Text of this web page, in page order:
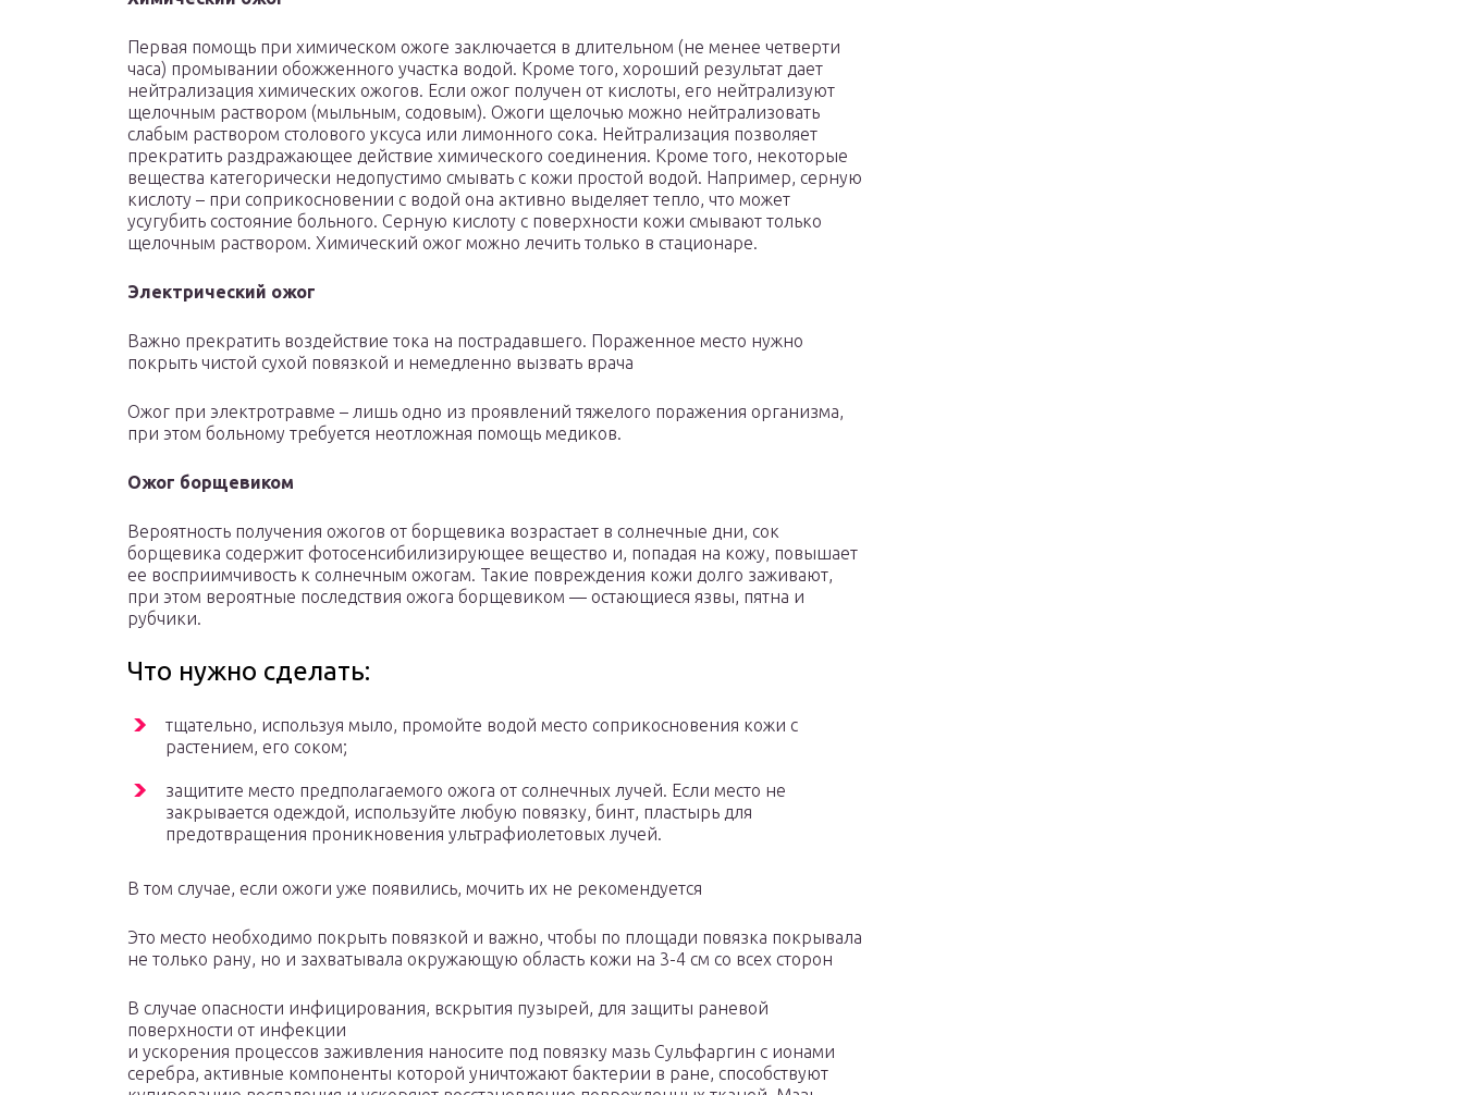
Первая помощь при химическом ожоге заключается в длительном (не менее четверти
часа) промывании обожженного участка водой. Кроме того, хороший результат дает
нейтрализация химических ожогов. Если ожог получен от кислоты, его нейтрализуют
щелочным раствором (мыльным, содовым). Ожоги щелочью можно нейтрализовать
слабым раствором столового уксуса или лимонного сока. Нейтрализация позволяет
прекратить раздражающее действие химического соединения. Кроме того, некоторые
вещества категорически недопустимо смывать с кожи простой водой. Например, серную
кислоту – при соприкосновении с водой она активно выделяет тепло, что может
усугубить состояние больного. Серную кислоту с поверхности кожи смывают только
щелочным раствором. Химический ожог можно лечить только в стационаре.
Электрический ожог
Важно прекратить воздействие тока на пострадавшего. Пораженное место нужно
покрыть чистой сухой повязкой и немедленно вызвать врача
Ожог при электротравме – лишь одно из проявлений тяжелого поражения организма,
при этом больному требуется неотложная помощь медиков.
Ожог борщевиком
Вероятность получения ожогов от борщевика возрастает в солнечные дни, сок
борщевика содержит фотосенсибилизирующее вещество и, попадая на кожу, повышает
ее восприимчивость к солнечным ожогам. Такие повреждения кожи долго заживают,
при этом вероятные последствия ожога борщевиком — остающиеся язвы, пятна и
рубчики.
Что нужно сделать:
тщательно, используя мыло, промойте водой место соприкосновения кожи с
растением, его соком;
защитите место предполагаемого ожога от солнечных лучей. Если место не
закрывается одеждой, используйте любую повязку, бинт, пластырь для
предотвращения проникновения ультрафиолетовых лучей.
В том случае, если ожоги уже появились, мочить их не рекомендуется
Это место необходимо покрыть повязкой и важно, чтобы по площади повязка покрывала
не только рану, но и захватывала окружающую область кожи на 3-4 см со всех сторон
В случае опасности инфицирования, вскрытия пузырей, для защиты раневой
поверхности от инфекции
и ускорения процессов заживления наносите под повязку мазь Сульфаргин с ионами
серебра, активные компоненты которой уничтожают бактерии в ране, способствуют